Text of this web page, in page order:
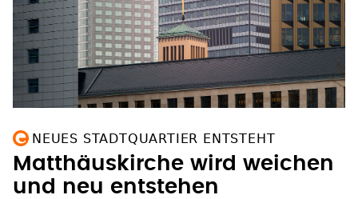
NEUES STADTQUARTIER ENTSTEHT
Matthäuskirche wird weichen
und neu entstehen